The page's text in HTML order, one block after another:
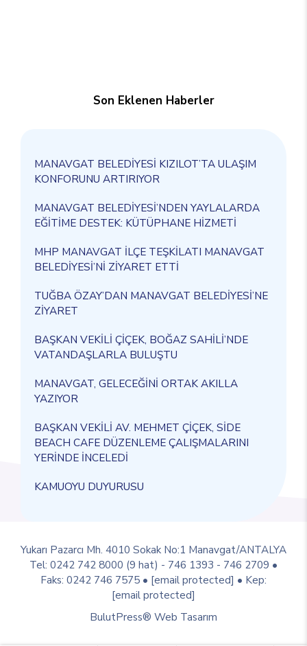
Son Eklenen Haberler
MANAVGAT BELEDİYESİ KIZILOT’TA ULAŞIM
KONFORUNU ARTIRIYOR
MANAVGAT BELEDİYESİ’NDEN YAYLALARDA
EĞİTİME DESTEK: KÜTÜPHANE HİZMETİ
MHP MANAVGAT İLÇE TEŞKİLATI MANAVGAT
BELEDİYESİ’Nİ ZİYARET ETTİ
TUĞBA ÖZAY’DAN MANAVGAT BELEDİYESİ’NE
ZİYARET
BAŞKAN VEKİLİ ÇİÇEK, BOĞAZ SAHİLİ’NDE
VATANDAŞLARLA BULUŞTU
MANAVGAT, GELECEĞİNİ ORTAK AKILLA
YAZIYOR
BAŞKAN VEKİLİ AV. MEHMET ÇİÇEK, SİDE
BEACH CAFE DÜZENLEME ÇALIŞMALARINI
YERİNDE İNCELEDİ
KAMUOYU DUYURUSU
Yukarı Pazarcı Mh. 4010 Sokak No:1 Manavgat/ANTALYA
Tel: 0242 742 8000 (9 hat) - 746 1393 - 746 2709 •
Faks: 0242 746 7575 • [email protected] • Kep:
[email protected]
BulutPress® Web Tasarım